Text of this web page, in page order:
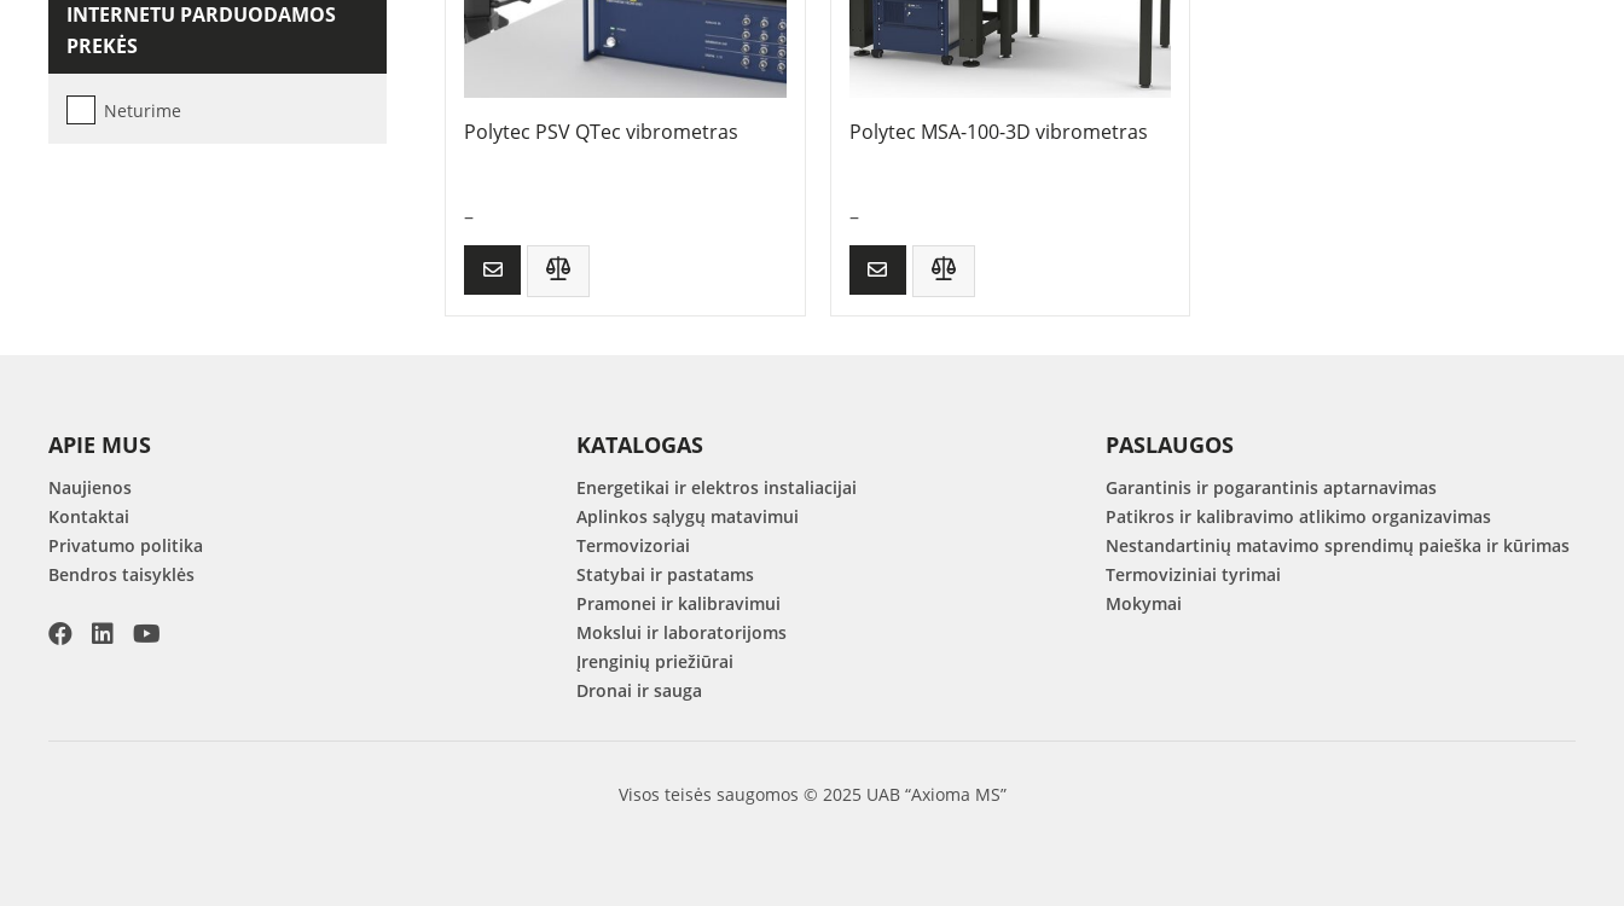
INTERNETU PARDUODAMOS
PREKĖS
Neturime
Polytec PSV QTec vibrometras
–
Polytec MSA-100-3D vibrometras
–
APIE MUS
Naujienos
Kontaktai
Privatumo politika
Bendros taisyklės
KATALOGAS
Energetikai ir elektros instaliacijai
Aplinkos sąlygų matavimui
Termovizoriai
Statybai ir pastatams
Pramonei ir kalibravimui
Mokslui ir laboratorijoms
Įrenginių priežiūrai
Dronai ir sauga
PASLAUGOS
Garantinis ir pogarantinis aptarnavimas
Patikros ir kalibravimo atlikimo organizavimas
Nestandartinių matavimo sprendimų paieška ir kūrimas
Termoviziniai tyrimai
Mokymai
Visos teisės saugomos © 2025 UAB “Axioma MS”